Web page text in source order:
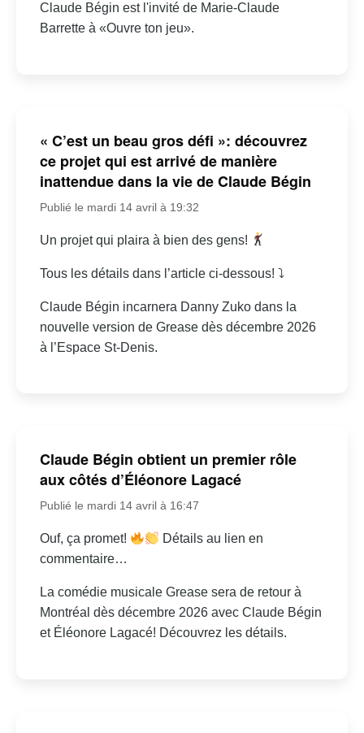
Claude Bégin est l'invité de Marie-Claude
Barrette à «Ouvre ton jeu».
« C’est un beau gros défi »: découvrez
ce projet qui est arrivé de manière
inattendue dans la vie de Claude Bégin
Publié le mardi 14 avril à 19:32
Un projet qui plaira à bien des gens!
Tous les détails dans l’article ci-dessous! ⤵
Claude Bégin incarnera Danny Zuko dans la
nouvelle version de Grease dès décembre 2026
à l’Espace St-Denis.
Claude Bégin obtient un premier rôle
aux côtés d’Éléonore Lagacé
Publié le mardi 14 avril à 16:47
Ouf, ça promet!
Détails au lien en
commentaire…
La comédie musicale Grease sera de retour à
Montréal dès décembre 2026 avec Claude Bégin
et Éléonore Lagacé! Découvrez les détails.